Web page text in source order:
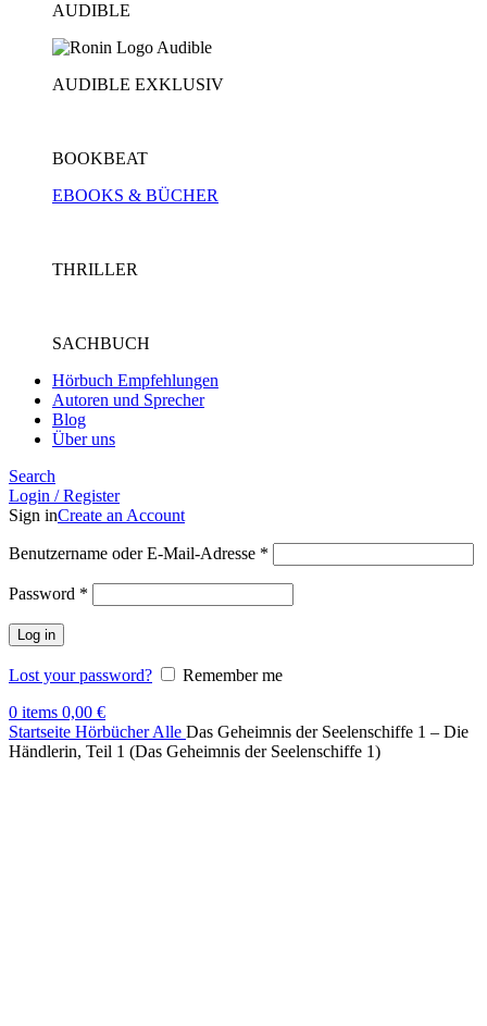
AUDIBLE
AUDIBLE EXKLUSIV
BOOKBEAT
EBOOKS & BÜCHER
THRILLER
SACHBUCH
Hörbuch Empfehlungen
Autoren und Sprecher
Blog
Über uns
Search
Login / Register
Sign inCreate an Account
Benutzername oder E-Mail-Adresse *
Password *
Log in
Lost your password?
Remember me
0 items 0,00 €
Startseite HörbücherAlle Das Geheimnis der Seelenschiffe 1 – Die
Händlerin, Teil 1 (Das Geheimnis der Seelenschiffe 1)